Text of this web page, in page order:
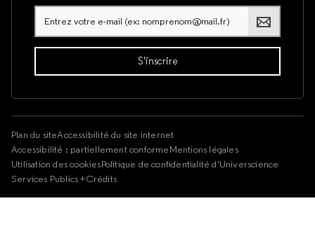
Plan du siteAccessibilité du site internet
Accessibilité : partiellement conformeMentions légales
Utilisation des cookiesPolitique de confidentialité d'Universcience
Services Publics +Crédits